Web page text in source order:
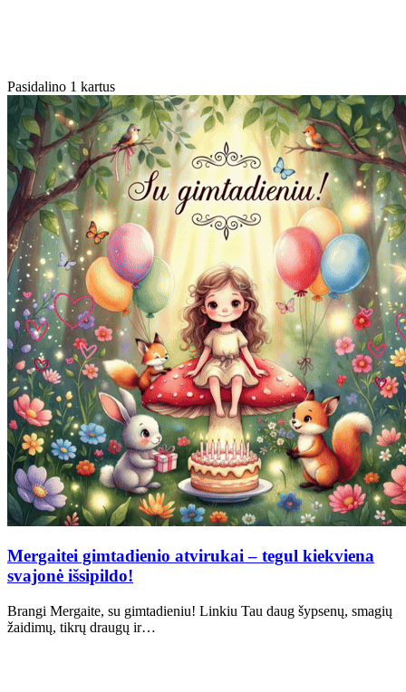
Pasidalino 1 kartus
Mergaitei gimtadienio atvirukai – tegul kiekviena
svajonė išsipildo!
Brangi Mergaite, su gimtadieniu! Linkiu Tau daug šypsenų, smagių
žaidimų, tikrų draugų ir…